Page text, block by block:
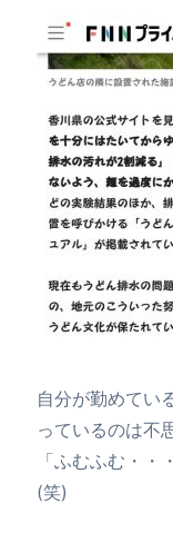
自分が勤めてい
っているのは不
「ふむふむ・
(笑)